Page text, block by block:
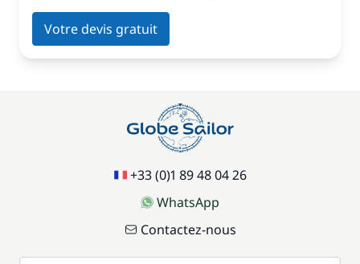
Votre devis gratuit
+33 (0)1 89 48 04 26
WhatsApp
Contactez-nous